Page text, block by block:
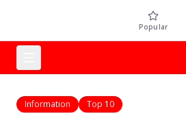
Popular
Information Top 10